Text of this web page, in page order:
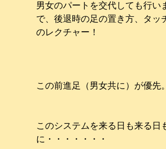
男女のパートを交代しても行い
で、後退時の足の置き方、タッ
のレクチャー！
この前進足（男女共に）が優先
このシステムを来る日も来る
に・・・・・・・